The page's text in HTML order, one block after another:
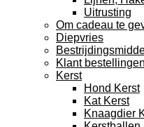
Uitrusting
Om cadeau te
Diepvries
Klant bestellingen
Kerst
Hond Kerst
Kat Kerst
Knaagdier